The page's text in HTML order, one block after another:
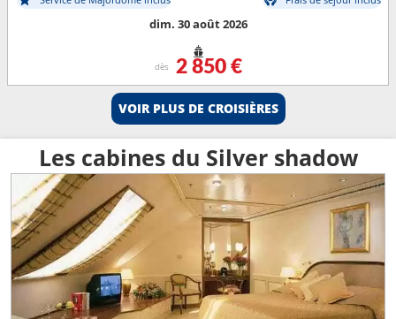
dim. 30 août 2026
dès 2 850 €
VOIR PLUS DE CROISIÈRES
Les cabines du Silver shadow